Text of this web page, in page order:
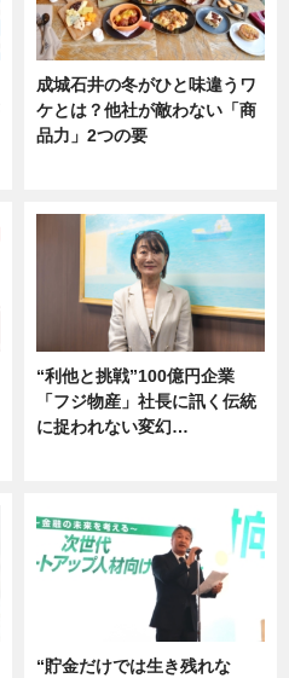
成城石井の冬がひと味違うワ
ケとは？他社が敵わない「商
品力」2つの要
“利他と挑戦”100億円企業
「フジ物産」社長に訊く伝統
に捉われない変幻…
“貯金だけでは生き残れな